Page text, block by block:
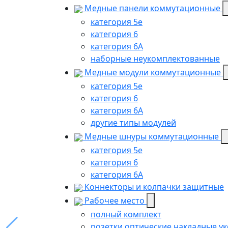
Медные панели коммутационные
категория 5е
категория 6
категория 6A
наборные неукомплектованные
Медные модули коммутационные
категория 5е
категория 6
категория 6A
другие типы модулей
Медные шнуры коммутационные
категория 5e
категория 6
категория 6A
Коннекторы и колпачки защитные
Рабочее место
полный комплект